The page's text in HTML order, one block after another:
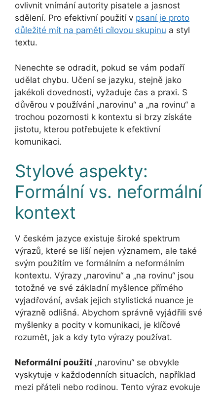
ovlivnit vnímání autority pisatele a jasnost
sdělení. Pro efektivní použití v psaní je proto
důležité mít na paměti cílovou skupinu a styl
textu.
Nenechte se odradit, pokud se vám podaří
udělat chybu. Učení se jazyku, stejně jako
jakékoli dovednosti, vyžaduje čas a praxi. S
důvěrou v používání „narovinu“ a „na rovinu“ a
trochou pozornosti k kontextu si brzy získáte
jistotu, kterou potřebujete k efektivní
komunikaci.
Stylové aspekty:
Formální vs. neformální
kontext
V českém jazyce existuje široké spektrum
výrazů, které se liší nejen významem, ale také
svým použitím ve formálním a neformálním
kontextu. Výrazy „narovinu“ a „na rovinu“ jsou
totožné ve své základní myšlence přímého
vyjadřování, avšak jejich stylistická nuance je
výrazně odlišná. Abychom správně vyjádřili své
myšlenky a pocity v komunikaci, je klíčové
rozumět, jak a kdy tyto výrazy používat.
Neformální použití „narovinu“ se obvykle
vyskytuje v každodenních situacích, například
mezi přáteli nebo rodinou. Tento výraz evokuje